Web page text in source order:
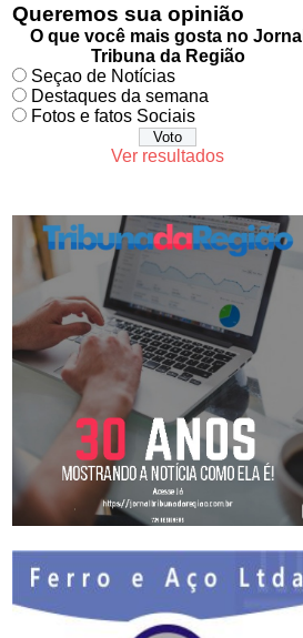
Queremos sua opinião
O que você mais gosta no Jornal
Tribuna da Região
Seçao de Notícias
Destaques da semana
Fotos e fatos Sociais
Ver resultados